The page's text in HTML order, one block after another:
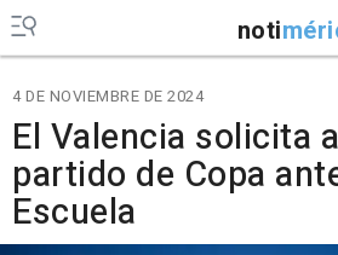
noti
4 DE NOVIEMBRE DE 2024
El Valencia solicita
partido de Copa
Escuela